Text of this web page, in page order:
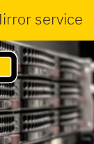
service